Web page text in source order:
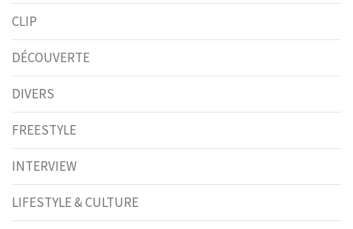
CLIP
DÉCOUVERTE
DIVERS
FREESTYLE
INTERVIEW
LIFESTYLE & CULTURE